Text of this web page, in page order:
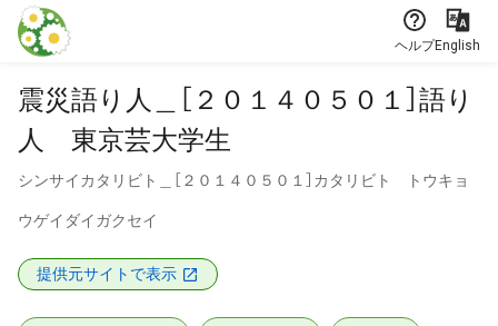
本文に飛ぶ
ヘルプEnglish
震災語り人＿［２０１４０５０１］語り
人 東京芸大学生
シンサイカタリビト＿［２０１４０５０１］カタリビト トウキョ
ウゲイダイガクセイ
提供元サイトで表示